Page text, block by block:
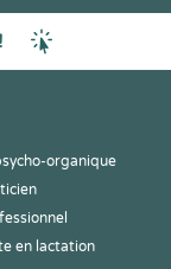
organique
en lactation